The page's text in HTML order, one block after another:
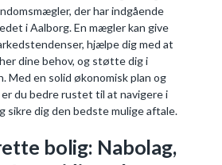
der har indgående
i Aalborg. En mægler kan give
hjælpe dig med at
dine behov, og støtte dig i
Med en solid økonomisk plan og
du bedre rustet til at navigere i
sikre dig den bedste mulige aftale.
bolig: Nabolag,